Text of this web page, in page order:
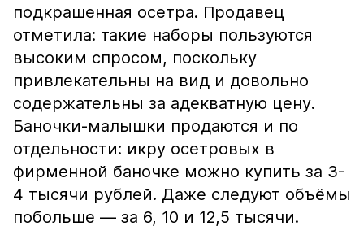
подкрашенная осетра. Продавец
отметила: такие наборы пользуются
высоким спросом, поскольку
привлекательны на вид и довольно
содержательны за адекватную цену.
Баночки-малышки продаются и по
отдельности: икру осетровых в
фирменной баночке можно купить за 3-
4 тысячи рублей. Даже следуют объёмы
побольше — за 6, 10 и 12,5 тысячи.